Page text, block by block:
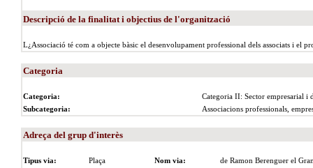
Descripció de la finalitat i objectius de l'organització
L¿Associació té com a objecte bàsic el desenvolupament professional dels associats i el
Categoria
Categoria:
Categoria II: Sector empresarial i
Subcategoria:
Associacions professionals,
Adreça del grup d'interès
Tipus via: Plaça Nom via:
de Ramon Berenguer el